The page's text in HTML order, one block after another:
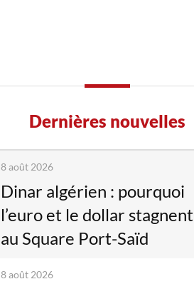
Dernières nouvelles
8 août 2026
Dinar algérien : pourquoi
l’euro et le dollar stagnent
au Square Port-Saïd
8 août 2026